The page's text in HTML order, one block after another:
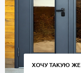
ХОЧУ ТАКУЮ ЖЕ